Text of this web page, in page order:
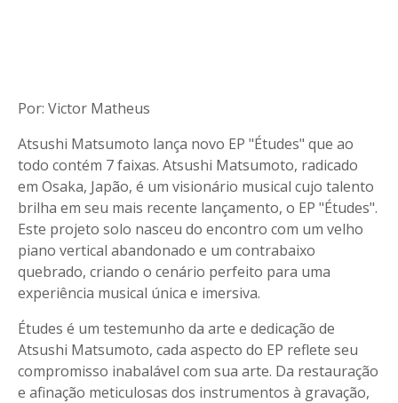
Por: Victor Matheus
Atsushi Matsumoto lança novo EP "Études" que ao
todo contém 7 faixas. Atsushi Matsumoto, radicado
em Osaka, Japão, é um visionário musical cujo talento
brilha em seu mais recente lançamento, o EP "Études".
Este projeto solo nasceu do encontro com um velho
piano vertical abandonado e um contrabaixo
quebrado, criando o cenário perfeito para uma
experiência musical única e imersiva.
Études é um testemunho da arte e dedicação de
Atsushi Matsumoto, cada aspecto do EP reflete seu
compromisso inabalável com sua arte. Da restauração
e afinação meticulosas dos instrumentos à gravação,